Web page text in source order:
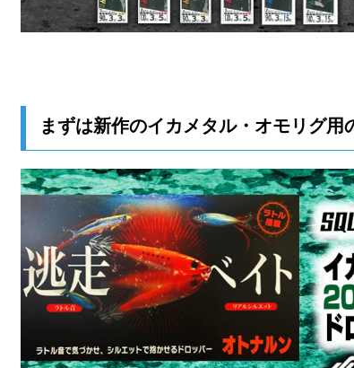
まずは新作のイカメタル・オモリグ用